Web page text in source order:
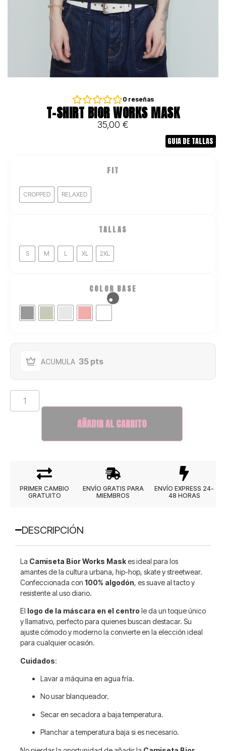
0 reseñas
T-SHIRT BIOR WORKS MASK
35,00 €
GUIA DE TALLAS
FIT
CROPPED RELAXED
TALLAS
S M L XL 2XL
COLOR BASE
ACUMULA 35 pts
AÑADIR AL CARRITO
DESCRIPCIÓN
La Camiseta Bior Works Maskes ideal para los
amantes de la cultura urbana, hip-hop, skate y streetwear.
Confeccionada con 100% algodón, es suave al tacto y
resistente al uso diario.
El logo de la máscara en el centro le da un toque único
y llamativo, perfecto para quienes buscan destacar. Su
ajuste cómodo y moderno la convierte en la elección ideal
para cualquier ocasión.
Cuidados:
Lavar a máquina en agua fría.
No usar blanqueador.
Secar en secadora a baja temperatura.
Planchar a temperatura baja si es necesario.
PRIMER CAMBIO
GRATUITO
ENVÍO GRATIS PARA
MIEMBROS
ENVÍO EXPRESS 24-
48 HORAS